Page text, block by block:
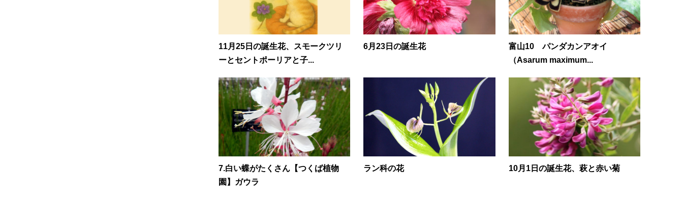
11月25日の誕生花、スモークツリ
ーとセントポーリアと子...
6月23日の誕生花
富山10 パンダカンアオイ
（Asarum maximum...
7.白い蝶がたくさん【つくば植物
園】ガウラ
ラン科の花 10月1日の誕生花、萩と赤い菊